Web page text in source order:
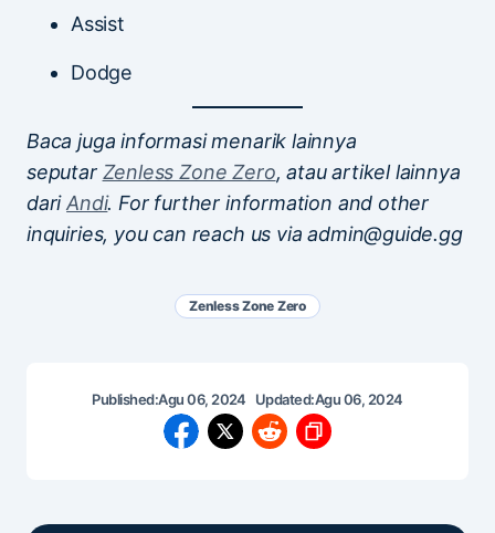
Assist
Dodge
Baca juga informasi menarik lainnya
seputar Zenless Zone Zero, atau artikel lainnya
dariAndi. For further information and other
inquiries, you can reach us via admin@guide.gg
Zenless Zone Zero
Published:Agu 06, 2024 Updated:Agu 06, 2024